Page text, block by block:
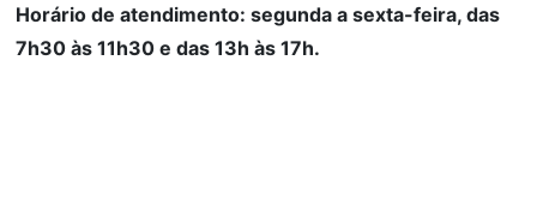
Horário de atendimento: segunda a sexta-feira, das
7h30 às 11h30 e das 13h às 17h.